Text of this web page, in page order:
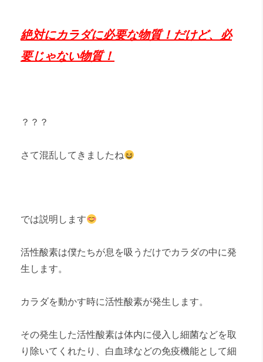
絶対にカラダに必要な物質！だけど、必
要じゃない物質！
？？？
さて混乱してきましたね
では説明します
活性酸素は僕たちが息を吸うだけでカラダの中に発
生します。
カラダを動かす時に活性酸素が発生します。
その発生した活性酸素は体内に侵入し細菌などを取
り除いてくれたり、白血球などの免疫機能として細